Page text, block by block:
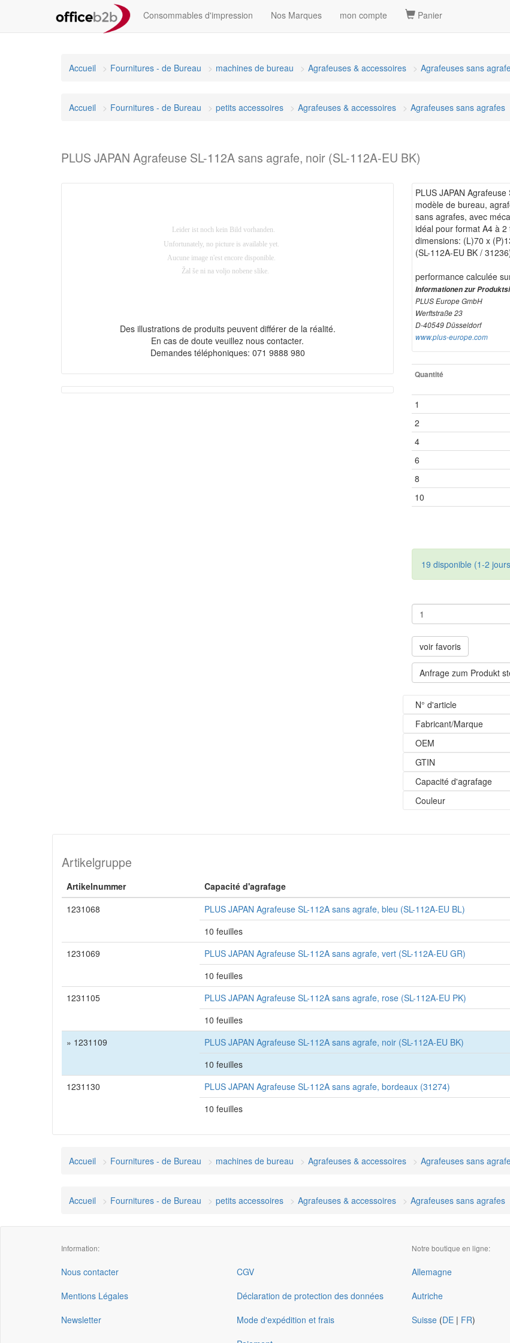
Consommables d'impression Nos Marques mon compte Panier
Accueil Fournitures - de Bureau machines de bureau Agrafeuses & accessoires Agrafeuses sans
Accueil Fournitures - de Bureau petits accessoires Agrafeuses & accessoires Agrafeuses sans agrafes
PLUS JAPAN Agrafeuse SL-112A sans agrafe, noir (SL-112A-EU BK)
Des illustrations de produits peuvent différer de la réalité.
En cas de doute veuillez nous contacter.
Demandes téléphoniques: 071 9888 980
PLUS JAPAN
modèle de bureau,
sans agrafes, avec
idéal pour format A4 à
dimensions: (L)70 x
(SL-112A-EU BK /
performance calculée
Informationen zur
PLUS Europe GmbH
Werftstraße 23
D-40549 Düsseldorf
www.plus-europe.com
Quantité
1
2
4
6
8
10
19 disponible (1-2
voir favoris
Anfrage zum Produkt
N° d'article
Fabricant/Marque
OEM
GTIN
Capacité d'agrafage
Couleur
Artikelgruppe
Artikelnummer Capacité d'agrafage
1231068
PLUS JAPAN Agrafeuse SL-112A sans agrafe, bleu (SL-112A-EU BL)
10 feuilles
1231069
PLUS JAPAN Agrafeuse SL-112A sans agrafe, vert (SL-112A-EU GR)
10 feuilles
1231105
PLUS JAPAN Agrafeuse SL-112A sans agrafe, rose (SL-112A-EU PK)
10 feuilles
» 1231109
PLUS JAPAN Agrafeuse SL-112A sans agrafe, noir (SL-112A-EU BK)
10 feuilles
1231130
PLUS JAPAN Agrafeuse SL-112A sans agrafe, bordeaux (31274)
10 feuilles
Accueil Fournitures - de Bureau machines de bureau Agrafeuses & accessoires Agrafeuses sans
Accueil Fournitures - de Bureau petits accessoires Agrafeuses & accessoires Agrafeuses sans agrafes
Information:
Nous contacter
Mentions Légales
Newsletter
CGV
Déclaration de protection des données
Mode d'expédition et frais
Notre boutique en ligne:
Allemagne
Autriche
Suisse (DE | FR)